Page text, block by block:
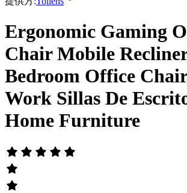
Ergonomic Gaming
Chair Mobile
Bedroom Office
Work Sillas De
Home Furniture